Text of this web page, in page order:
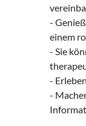
-
einem
- Sie
-
-